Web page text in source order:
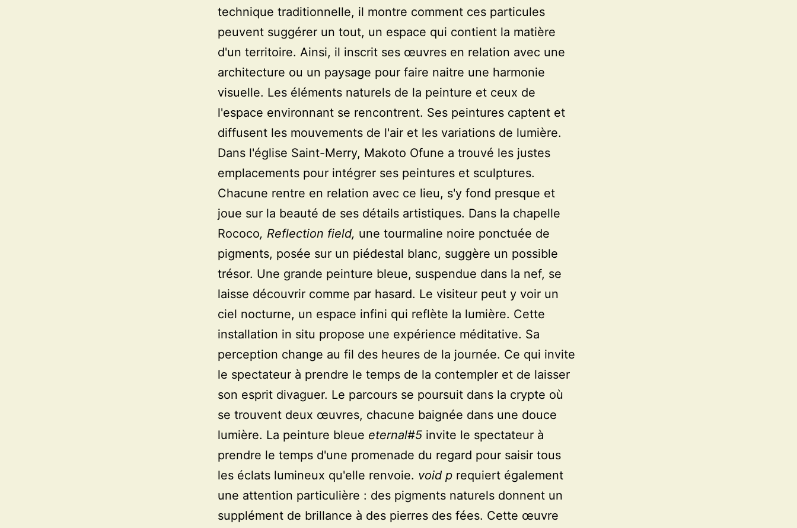
technique traditionnelle, il montre comment ces particules
peuvent suggérer un tout, un espace qui contient la matière
d'un territoire. Ainsi, il inscrit ses œuvres en relation avec une
architecture ou un paysage pour faire naitre une harmonie
visuelle. Les éléments naturels de la peinture et ceux de
l'espace environnant se rencontrent. Ses peintures captent et
diffusent les mouvements de l'air et les variations de lumière.
Dans l'église Saint-Merry, Makoto Ofune a trouvé les justes
emplacements pour intégrer ses peintures et sculptures.
Chacune rentre en relation avec ce lieu, s'y fond presque et
joue sur la beauté de ses détails artistiques. Dans la chapelle
Rococo, Reflection field, une tourmaline noire ponctuée de
pigments, posée sur un piédestal blanc, suggère un possible
trésor. Une grande peinture bleue, suspendue dans la nef, se
laisse découvrir comme par hasard. Le visiteur peut y voir un
ciel nocturne, un espace infini qui reflète la lumière. Cette
installation in situ propose une expérience méditative. Sa
perception change au fil des heures de la journée. Ce qui invite
le spectateur à prendre le temps de la contempler et de laisser
son esprit divaguer. Le parcours se poursuit dans la crypte où
se trouvent deux œuvres, chacune baignée dans une douce
lumière. La peinture bleue eternal#5 invite le spectateur à
prendre le temps d'une promenade du regard pour saisir tous
les éclats lumineux qu'elle renvoie. void p requiert également
une attention particulière : des pigments naturels donnent un
supplément de brillance à des pierres des fées. Cette œuvre